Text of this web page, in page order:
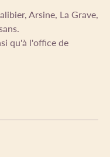
Arsine, La Grave,
qu'à l'office de